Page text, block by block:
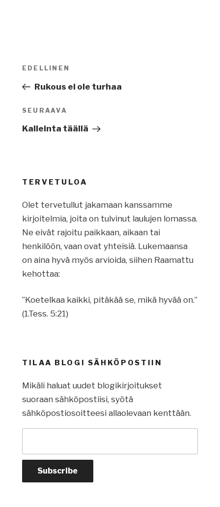
Artikkelien
Edellinen
artikkeli
EDELLINEN
Rukous ei ole turhaa
Seuraava
artikkeli
SEURAAVA
Kalleinta täällä
TERVETULOA
Olet tervetullut jakamaan kanssamme
kirjoitelmia, joita on tulvinut laulujen lomassa.
Ne eivät rajoitu paikkaan, aikaan tai
henkilöön, vaan ovat yhteisiä. Lukemaansa
on aina hyvä myös arvioida, siihen Raamattu
kehottaa:
”Koetelkaa kaikki, pitäkää se, mikä hyvää on.”
(1.Tess. 5:21)
TILAA BLOGI SÄHKÖPOSTIIN
Mikäli haluat uudet blogikirjoitukset
suoraan sähköpostiisi, syötä
sähköpostiosoitteesi allaolevaan kenttään.